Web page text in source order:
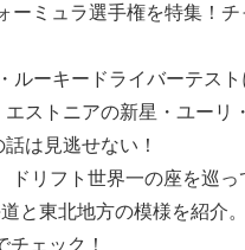
ミュラ選手権を特集！
ーキードライバーテス
ストニアの新星・ユー
は見逃せない！
リフト世界一の座を巡
と東北地方の模様を紹介。
ェック！